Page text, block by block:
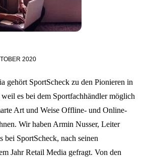
2020
gehört SportScheck zu den Pionieren in
es bei dem Sportfachhändler möglich
Art und Weise Offline- und Online-
Wir haben Armin Nusser, Leiter
SportScheck, nach seinen
Jahr Retail Media gefragt. Von den